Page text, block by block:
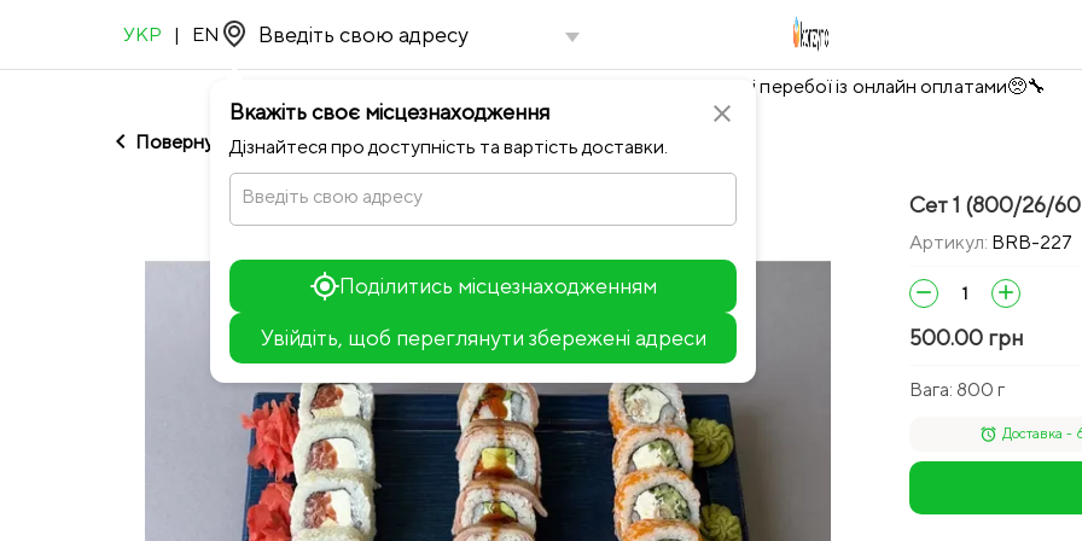
УКР | EN
close
Вкажіть своє місцезнаходження
Дізнайтеся про доступність та вартість доставки.
Введіть свою адресу
Поділитись місцезнаходженням
Увійдіть, щоб переглянути збережені адреси
+
−
Тимчасово можливі перебої із онлайн оплатами🥺🔧
chevron_left Повернутися до Barbaresco
Сет 1 (800/26/60
Артикул: BRB-227
remove add
500.00 грн
Вага: 800 г
alarm Доставка -